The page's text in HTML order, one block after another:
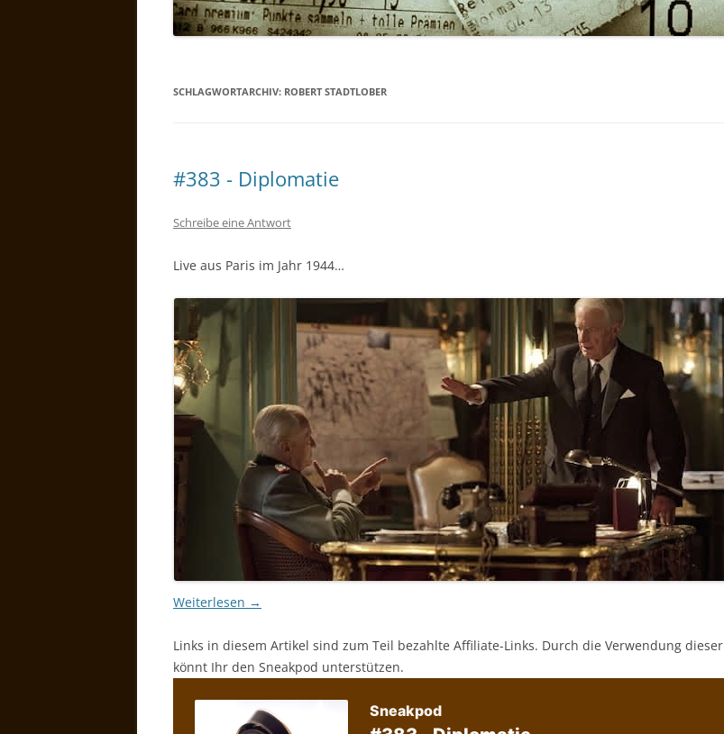
SCHLAGWORTARCHIV: ROBERT STADTLOBER
#383 - Diplomatie
Schreibe eine Antwort
Live aus Paris im Jahr 1944…
Weiterlesen →
Links in diesem Artikel sind zum Teil bezahlte Affiliate-Links. Durch die Verwendung dieser
könnt Ihr den Sneakpod unterstützen.